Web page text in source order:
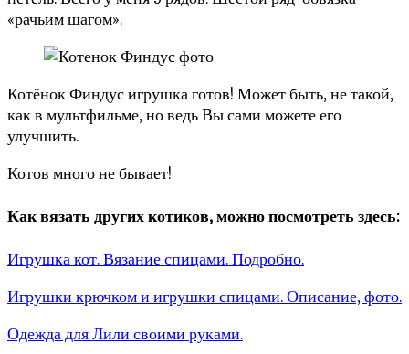
«рачьим шагом».
Котёнок Финдус игрушка готов! Может быть, не такой,
как в мультфильме, но ведь Вы сами можете его
улучшить.
Котов много не бывает!
Как вязать других котиков, можно посмотреть здесь:
Игрушка кот. Вязание спицами. Подробно.
Игрушки крючком и игрушки спицами. Описание, фото.
Одежда для Лили своими руками.